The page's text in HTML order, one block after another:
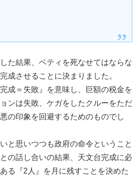
た結果、ベティを死なせてはならな
成させることに決まりました。
成＝失敗』を意味し、巨額の税金を
ンは失敗、ケガをしたクルーをただ
の印象を回避するためのものでし
と思いつつも政府の命令ということ
の話し合いの結果、天文台完成に必
る『2人』を月に残すことを決めた